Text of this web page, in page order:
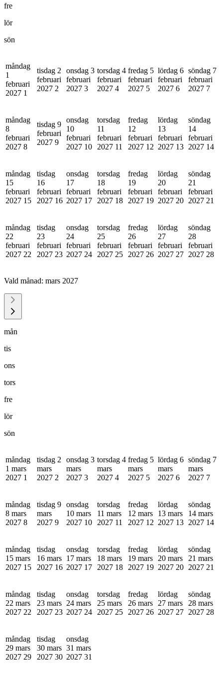
fre
lör
sön
måndag
1
februari
2027 1
tisdag 2
februari
2027 2
onsdag 3
februari
2027 3
torsdag 4
februari
2027 4
fredag 5
februari
2027 5
lördag 6
februari
2027 6
söndag 7
februari
2027 7
måndag
8
februari
2027 8
tisdag 9
februari
2027 9
onsdag
10
februari
2027 10
torsdag
11
februari
2027 11
fredag
12
februari
2027 12
lördag
13
februari
2027 13
söndag
14
februari
2027 14
måndag
15
februari
2027 15
tisdag
16
februari
2027 16
onsdag
17
februari
2027 17
torsdag
18
februari
2027 18
fredag
19
februari
2027 19
lördag
20
februari
2027 20
söndag
21
februari
2027 21
måndag
22
februari
2027 22
tisdag
23
februari
2027 23
onsdag
24
februari
2027 24
torsdag
25
februari
2027 25
fredag
26
februari
2027 26
lördag
27
februari
2027 27
söndag
28
februari
2027 28
Vald månad: mars 2027
mån
tis
ons
tors
fre
lör
sön
måndag
1 mars
2027 1
tisdag 2
mars
2027 2
onsdag 3
mars
2027 3
torsdag 4
mars
2027 4
fredag 5
mars
2027 5
lördag 6
mars
2027 6
söndag 7
mars
2027 7
måndag
8 mars
2027 8
tisdag 9
mars
2027 9
onsdag
10 mars
2027 10
torsdag
11 mars
2027 11
fredag
12 mars
2027 12
lördag
13 mars
2027 13
söndag
14 mars
2027 14
måndag
15 mars
2027 15
tisdag
16 mars
2027 16
onsdag
17 mars
2027 17
torsdag
18 mars
2027 18
fredag
19 mars
2027 19
lördag
20 mars
2027 20
söndag
21 mars
2027 21
måndag
22 mars
2027 22
tisdag
23 mars
2027 23
onsdag
24 mars
2027 24
torsdag
25 mars
2027 25
fredag
26 mars
2027 26
lördag
27 mars
2027 27
söndag
28 mars
2027 28
måndag
29 mars
2027 29
tisdag
30 mars
2027 30
onsdag
31 mars
2027 31